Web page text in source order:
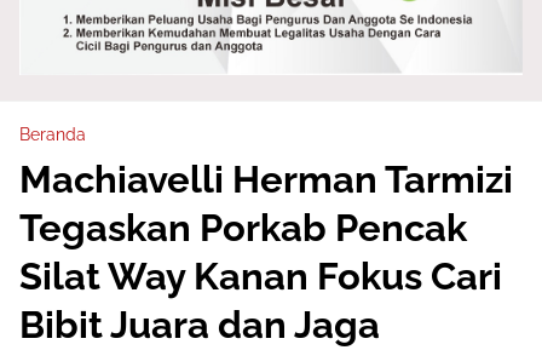
Beranda
Machiavelli Herman Tarmizi
Tegaskan Porkab Pencak
Silat Way Kanan Fokus Cari
Bibit Juara dan Jaga